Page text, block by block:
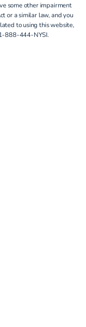
some other impairment
or a similar law, and you
to using this website,
888-444-NYSI.